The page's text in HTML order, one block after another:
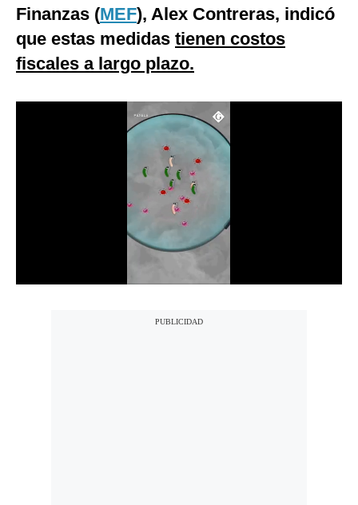
Internacional
Tecnología
Club del Suscriptor
Finanzas (MEF), Alex Contreras, indicó
que estas medidas tienen costos
fiscales a largo plazo.